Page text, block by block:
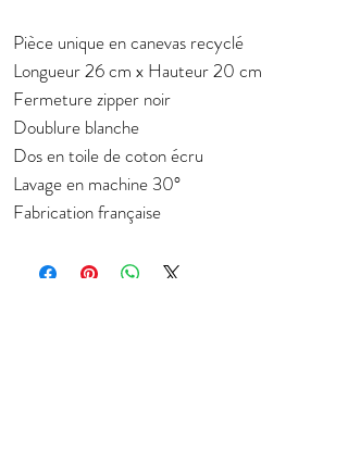
Pièce unique en canevas recyclé
Longueur 26 cm x Hauteur 20 cm
Fermeture zipper noir
Doublure blanche
Dos en toile de coton écru
Lavage en machine 30°
Fabrication française